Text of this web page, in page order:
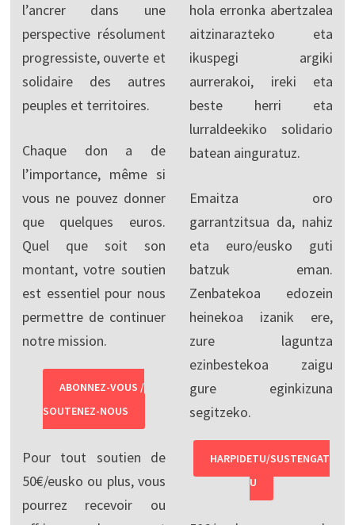
l’ancrer dans une
perspective résolument
progressiste, ouverte et
solidaire des autres
peuples et territoires.
Chaque don a de
l’importance, même si
vous ne pouvez donner
que quelques euros.
Quel que soit son
montant, votre soutien
est essentiel pour nous
permettre de continuer
notre mission.
ABONNEZ-VOUS /
SOUTENEZ-NOUS
Pour tout soutien de
50€/eusko ou plus, vous
pourrez recevoir ou
hola erronka abertzalea
aitzinarazteko eta
ikuspegi argiki
aurrerakoi, ireki eta
beste herri eta
lurraldeekiko solidario
batean ainguratuz.
Emaitza oro
garrantzitsua da, nahiz
eta euro/eusko guti
batzuk eman.
Zenbatekoa edozein
heinekoa izanik ere,
zure laguntza
ezinbestekoa zaigu
gure eginkizuna
segitzeko.
HARPIDETU/SUSTENGAT
U